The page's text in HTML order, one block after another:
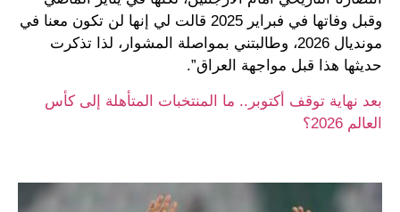
وقبل وفاتها في فبراير 2025 قالت لي إنها لن تكون معنا في
مونديال 2026، وطالبتني بمواصلة المشوار، لذا تذكرت
حديثها هذا قبل مواجهة العراق”.
بعد نهاية توقف أكتوبر.. ما المنتخبات المتأهلة إلى كأس
العالم 2026؟